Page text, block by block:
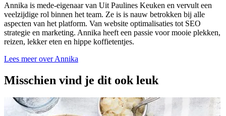
Annika is mede-eigenaar van Uit Paulines Keuken en vervult een
veelzijdige rol binnen het team. Ze is is nauw betrokken bij alle
aspecten van het platform. Van website optimalisaties tot SEO
strategie en marketing. Annika heeft een passie voor mooie plekken,
reizen, lekker eten en hippe koffietentjes.
Lees meer over Annika
Misschien vind je dit ook leuk